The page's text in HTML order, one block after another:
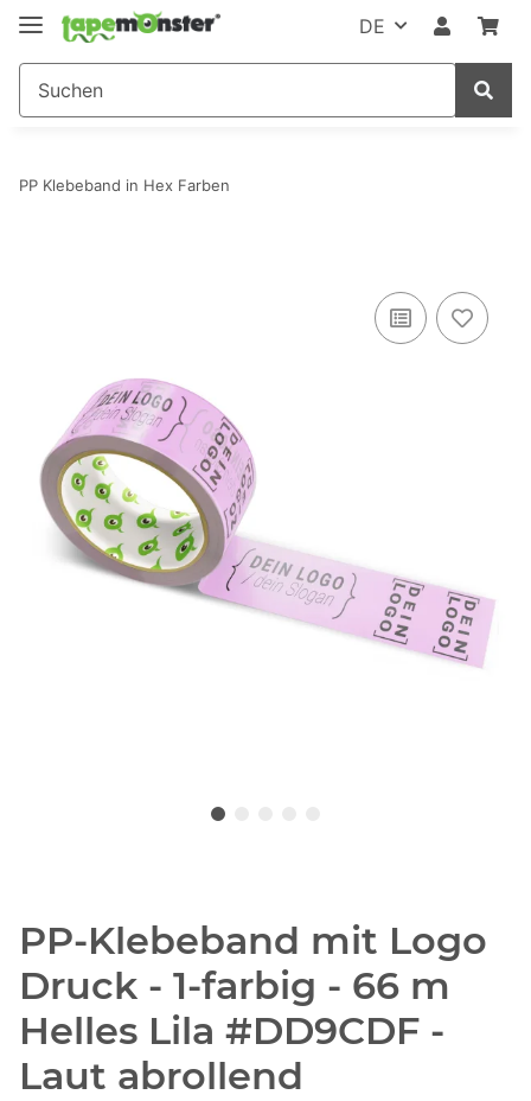
DE
PP Klebeband in Hex Farben
PP-Klebeband mit Logo
Druck - 1-farbig - 66 m
Helles Lila #DD9CDF -
Laut abrollend